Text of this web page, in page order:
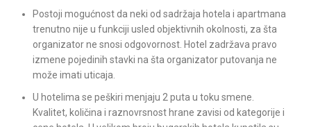
Postoji mogućnost da neki od sadržaja hotela i apartmana
trenutno nije u funkciji usled objektivnih okolnosti, za šta
organizator ne snosi odgovornost. Hotel zadržava pravo
izmene pojedinih stavki na šta organizator putovanja ne
može imati uticaja.
U hotelima se peškiri menjaju 2 puta u toku smene.
Kvalitet, količina i raznovrsnost hrane zavisi od kategorije i